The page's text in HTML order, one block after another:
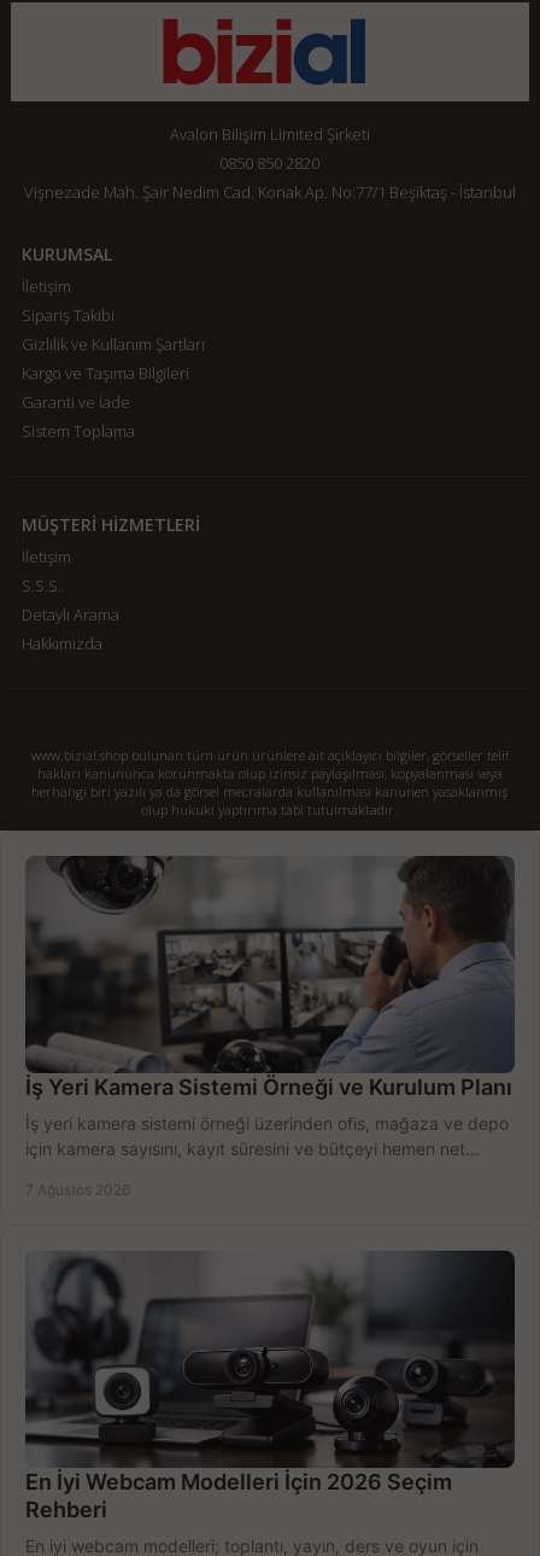
Avalon Bilişim Limited Şirketi
0850 850 2820
Vişnezade Mah. Şair Nedim Cad. Konak Ap. No:77/1 Beşiktaş - İstanbul
KURUMSAL
İletişim
Sipariş Takibi
Gizlilik ve Kullanım Şartları
Kargo ve Taşıma Bilgileri
Garanti ve İade
Sistem Toplama
MÜŞTERİ HİZMETLERİ
İletişim
S.S.S.
Detaylı Arama
Hakkımızda
www.bizial.shop bulunan tüm ürün ürünlere ait açıklayıcı bilgiler, görseller telif
hakları kanununca korunmakta olup izinsiz paylaşılması, kopyalanması veya
herhangi biri yazılı ya da görsel mecralarda kullanılması kanunen yasaklanmış
olup hukuki yaptırıma tabi tutulmaktadır.
İş Yeri Kamera Sistemi Örneği ve Kurulum Planı
İş yeri kamera sistemi örneği üzerinden ofis, mağaza ve depo
için kamera sayısını, kayıt süresini ve bütçeyi hemen net
7 Ağustos 2026
En İyi Webcam Modelleri İçin 2026 Seçim
Rehberi
En iyi webcam modelleri; toplantı, yayın, ders ve oyun için